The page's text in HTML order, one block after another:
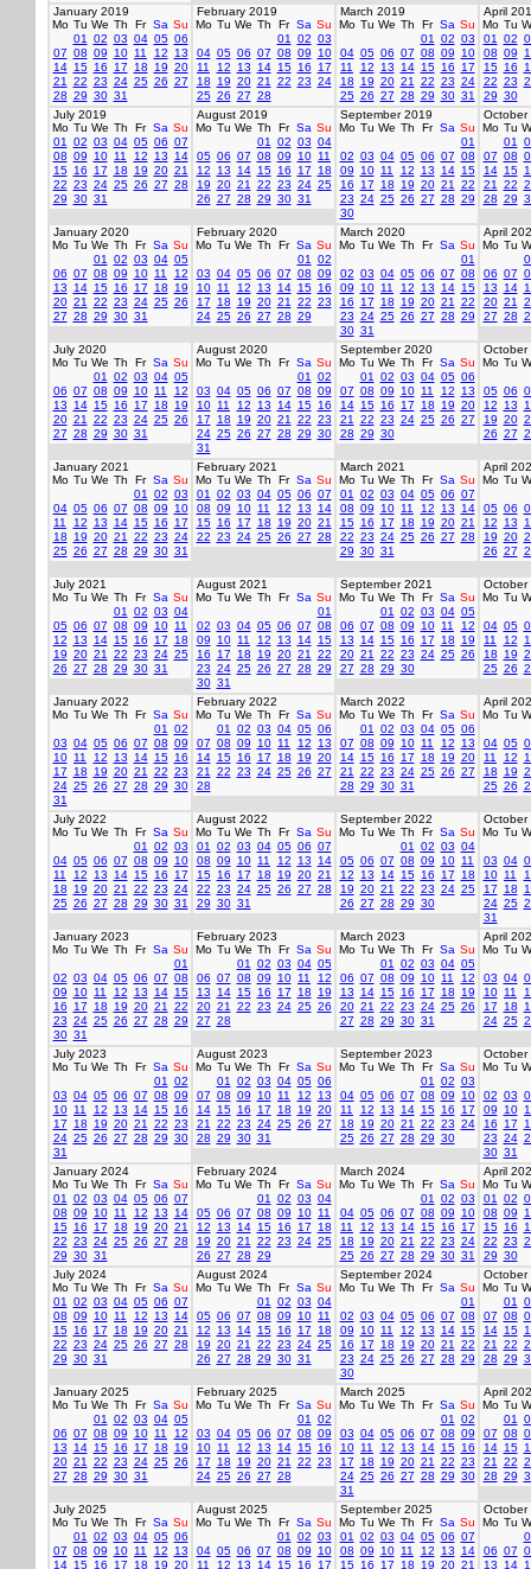
January 2019
Mo Tu We Th Fr Sa Su
01
02 03 04 05 06
07 08 09 10 11 12
13
14 15 16 17 18 19 20
21
22 23 24 25 26 27
28 29 30 31
February 2019
Mo Tu We Th Fr Sa Su
01
02 03
04 05 06 07 08 09
10
11
12 13 14 15 16
17
18
19 20 21 22 23 24
25 26 27 28
March 2019
Mo Tu We Th Fr Sa Su
01
02 03
04 05 06 07 08 09
10
11
12 13 14 15 16
17
18
19 20 21 22 23 24
25 26 27 28 29 30 31
April
Mo Tu
01
02
08 09
15 16
22 23
29 30
July 2019
Mo Tu We Th Fr Sa Su
01
02 03 04 05 06 07
08 09 10 11 12 13
14
15 16 17 18 19 20 21
22 23 24 25 26 27 28
29 30 31
August 2019
Mo Tu We Th Fr Sa Su
01
02 03 04
05 06 07 08 09 10 11
12
13 14 15 16 17
18
19 20 21 22 23 24 25
26 27 28 29 30 31
September 2019
Mo Tu We Th Fr Sa Su
01
02 03 04 05 06 07 08
09
10 11 12 13 14 15
16
17 18 19 20 21
22
23 24 25 26 27 28 29
30
October
Mo Tu
01
07 08
14 15
21
22
28 29
January 2020
Mo Tu We Th Fr Sa Su
01
02 03 04 05
06 07 08 09 10 11
12
13
14 15 16 17 18
19
20 21 22 23 24 25 26
27 28 29 30 31
February 2020
Mo Tu We Th Fr Sa Su
01
02
03 04 05 06 07 08 09
10 11 12 13 14 15 16
17
18 19 20 21 22 23
24 25 26 27 28 29
March 2020
Mo Tu We Th Fr Sa Su
01
02 03 04 05 06 07 08
09
10 11 12 13 14 15
16
17 18 19 20 21
22
23 24 25 26 27 28 29
30 31
April
Mo Tu
06 07
13
14
20 21
27 28
July 2020
Mo Tu We Th Fr Sa Su
01
02 03 04 05
06 07 08 09 10 11
12
13
14 15 16 17 18
19
20 21 22 23 24 25 26
27 28 29 30 31
August 2020
Mo Tu We Th Fr Sa Su
01
02
03 04 05 06 07 08 09
10 11 12 13 14 15 16
17
18 19 20 21 22 23
24 25 26 27 28 29 30
31
September 2020
Mo Tu We Th Fr Sa Su
01
02 03 04 05 06
07 08 09 10 11 12
13
14 15 16 17 18 19 20
21
22 23 24 25 26 27
28 29 30
October
Mo Tu
05 06
12
13
19 20
26 27
January 2021
Mo Tu We Th Fr Sa Su
01
02 03
04 05 06 07 08 09
10
11
12 13 14 15 16
17
18
19 20 21 22 23 24
25 26 27 28 29 30 31
February 2021
Mo Tu We Th Fr Sa Su
01
02 03 04 05 06 07
08 09 10 11 12 13
14
15 16 17 18 19 20 21
22 23 24 25 26 27 28
March 2021
Mo Tu We Th Fr Sa Su
01
02 03 04 05 06 07
08 09 10 11 12 13
14
15 16 17 18 19 20 21
22 23 24 25 26 27 28
29 30 31
April
Mo Tu
05 06
12
13
19 20
26 27
July 2021
Mo Tu We Th Fr Sa Su
01
02 03 04
05 06 07 08 09 10 11
12
13 14 15 16 17
18
19 20 21 22 23 24 25
26 27 28 29 30 31
August 2021
Mo Tu We Th Fr Sa Su
01
02 03 04 05 06 07 08
09
10 11 12 13 14 15
16
17 18 19 20 21
22
23 24 25 26 27 28 29
30 31
September 2021
Mo Tu We Th Fr Sa Su
01
02 03 04 05
06 07 08 09 10 11
12
13
14 15 16 17 18
19
20 21 22 23 24 25 26
27 28 29 30
October
Mo Tu
04 05
11
12
18
19
25 26
January 2022
Mo Tu We Th Fr Sa Su
01
02
03 04 05 06 07 08 09
10 11 12 13 14 15 16
17
18 19 20 21 22 23
24 25 26 27 28 29 30
31
February 2022
Mo Tu We Th Fr Sa Su
01
02 03 04 05 06
07 08 09 10 11 12
13
14 15 16 17 18 19 20
21
22 23 24 25 26 27
28
March 2022
Mo Tu We Th Fr Sa Su
01
02 03 04 05 06
07 08 09 10 11 12
13
14 15 16 17 18 19 20
21
22 23 24 25 26 27
28 29 30 31
April
Mo Tu
04 05
11
12
18
19
25 26
July 2022
Mo Tu We Th Fr Sa Su
01
02 03
04 05 06 07 08 09
10
11
12 13 14 15 16
17
18
19 20 21 22 23 24
25 26 27 28 29 30 31
August 2022
Mo Tu We Th Fr Sa Su
01
02 03 04 05 06 07
08 09 10 11 12 13
14
15 16 17 18 19 20 21
22 23 24 25 26 27 28
29 30 31
September 2022
Mo Tu We Th Fr Sa Su
01
02 03 04
05 06 07 08 09 10 11
12
13 14 15 16 17
18
19 20 21 22 23 24 25
26 27 28 29 30
October
Mo Tu
03 04
10 11
17
18
24 25
31
January 2023
Mo Tu We Th Fr Sa Su
01
02 03 04 05 06 07 08
09
10 11 12 13 14 15
16
17 18 19 20 21
22
23 24 25 26 27 28 29
30 31
February 2023
Mo Tu We Th Fr Sa Su
01
02 03 04 05
06 07 08 09 10 11
12
13
14 15 16 17 18
19
20 21 22 23 24 25 26
27 28
March 2023
Mo Tu We Th Fr Sa Su
01
02 03 04 05
06 07 08 09 10 11
12
13
14 15 16 17 18
19
20 21 22 23 24 25 26
27 28 29 30 31
April
Mo Tu
03 04
10 11
17
18
24 25
July 2023
Mo Tu We Th Fr Sa Su
01
02
03 04 05 06 07 08 09
10 11 12 13 14 15 16
17
18 19 20 21 22 23
24 25 26 27 28 29 30
31
August 2023
Mo Tu We Th Fr Sa Su
01
02 03 04 05 06
07 08 09 10 11 12
13
14 15 16 17 18 19 20
21
22 23 24 25 26 27
28 29 30 31
September 2023
Mo Tu We Th Fr Sa Su
01
02 03
04 05 06 07 08 09
10
11
12 13 14 15 16
17
18
19 20 21 22 23 24
25 26 27 28 29 30
October
Mo Tu
02 03
09
10
16
17
23 24
30 31
January 2024
Mo Tu We Th Fr Sa Su
01
02 03 04 05 06 07
08 09 10 11 12 13
14
15 16 17 18 19 20 21
22 23 24 25 26 27 28
29 30 31
February 2024
Mo Tu We Th Fr Sa Su
01
02 03 04
05 06 07 08 09 10 11
12
13 14 15 16 17
18
19 20 21 22 23 24 25
26 27 28 29
March 2024
Mo Tu We Th Fr Sa Su
01
02 03
04 05 06 07 08 09
10
11
12 13 14 15 16
17
18
19 20 21 22 23 24
25 26 27 28 29 30 31
April
Mo Tu
01
02
08 09
15 16
22 23
29 30
July 2024
Mo Tu We Th Fr Sa Su
01
02 03 04 05 06 07
08 09 10 11 12 13
14
15 16 17 18 19 20 21
22 23 24 25 26 27 28
29 30 31
August 2024
Mo Tu We Th Fr Sa Su
01
02 03 04
05 06 07 08 09 10 11
12
13 14 15 16 17
18
19 20 21 22 23 24 25
26 27 28 29 30 31
September 2024
Mo Tu We Th Fr Sa Su
01
02 03 04 05 06 07 08
09
10 11 12 13 14 15
16
17 18 19 20 21
22
23 24 25 26 27 28 29
30
October
Mo Tu
01
07 08
14 15
21
22
28 29
January 2025
Mo Tu We Th Fr Sa Su
01
02 03 04 05
06 07 08 09 10 11
12
13
14 15 16 17 18
19
20 21 22 23 24 25 26
27 28 29 30 31
February 2025
Mo Tu We Th Fr Sa Su
01
02
03 04 05 06 07 08 09
10 11 12 13 14 15 16
17
18 19 20 21 22 23
24 25 26 27 28
March 2025
Mo Tu We Th Fr Sa Su
01
02
03 04 05 06 07 08 09
10 11 12 13 14 15 16
17
18 19 20 21 22 23
24 25 26 27 28 29 30
31
April
Mo Tu
01
07 08
14 15
21
22
28 29
July 2025
Mo Tu We Th Fr Sa Su
01
02 03 04 05 06
07 08 09 10 11 12
13
14 15 16 17 18 19 20
August 2025
Mo Tu We Th Fr Sa Su
01
02 03
04 05 06 07 08 09
10
11
12 13 14 15 16 17
September 2025
Mo Tu We Th Fr Sa Su
01
02 03 04 05 06 07
08 09 10 11 12 13
14
15 16 17 18 19 20 21
October
Mo Tu
06 07
13
14